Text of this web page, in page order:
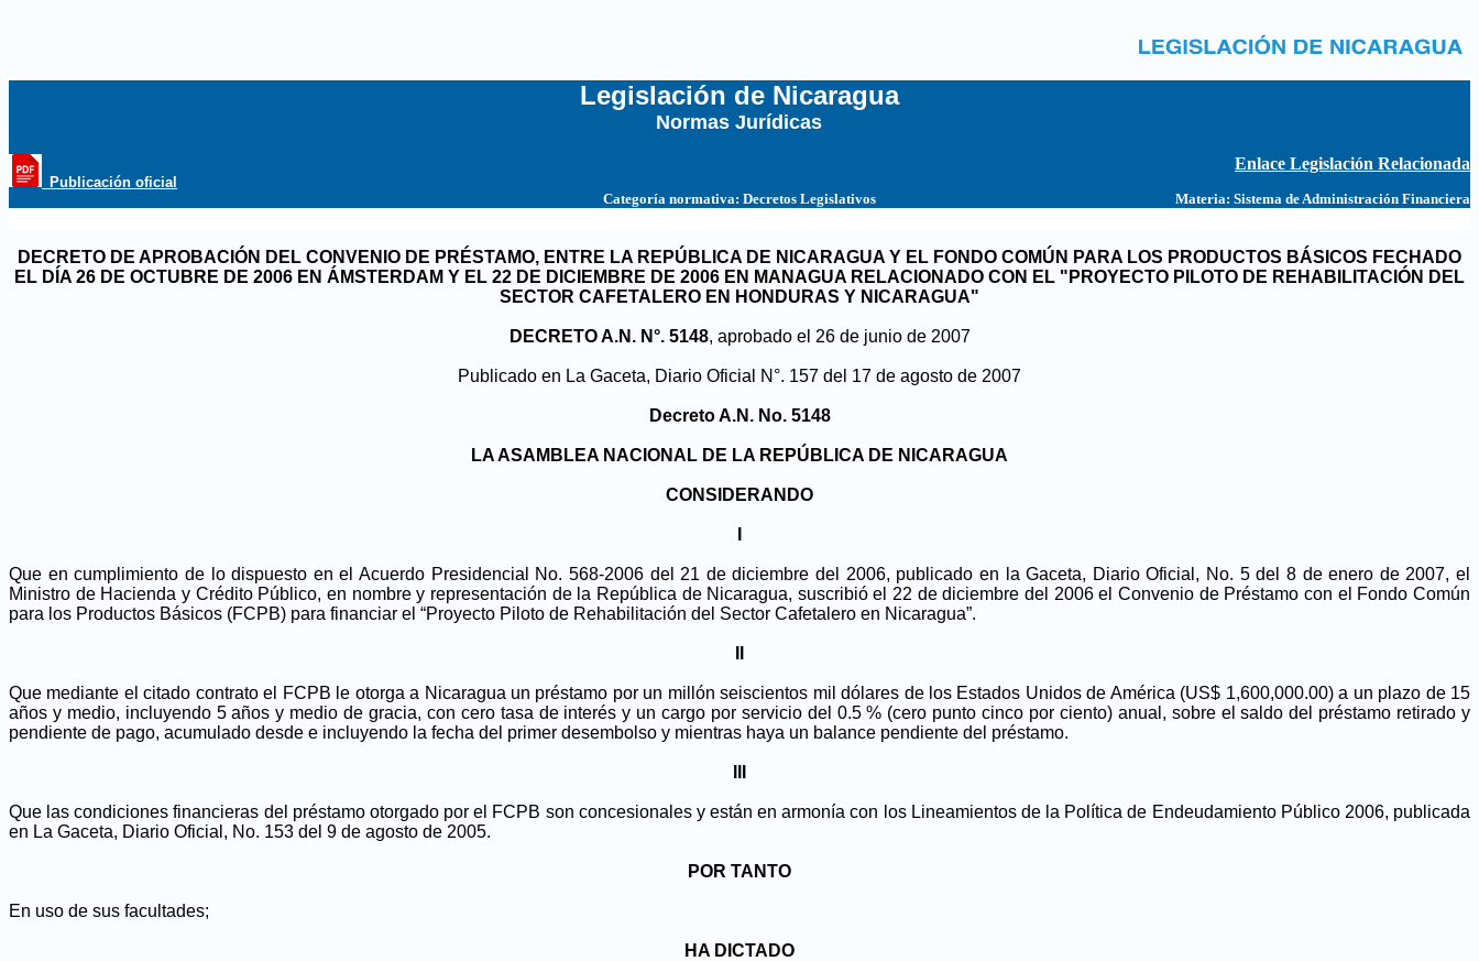
Legislación de Nicaragua
Normas Jurídicas
_Publicación oficial
Enlace Legislación Relacionada
Categoría normativa: Decretos Legislativos Materia: Sistema de Administración Financiera
DECRETO DE APROBACIÓN DEL CONVENIO DE PRÉSTAMO, ENTRE LA REPÚBLICA DE NICARAGUA Y EL FONDO COMÚN PARA LOS PRODUCTOS BÁSICOS FECHADO
EL DÍA 26 DE OCTUBRE DE 2006 EN ÁMSTERDAM Y EL 22 DE DICIEMBRE DE 2006 EN MANAGUA RELACIONADO CON EL "PROYECTO PILOTO DE REHABILITACIÓN DEL
SECTOR CAFETALERO EN HONDURAS Y NICARAGUA"
DECRETOA.N. N°. 5148, aprobado el 26 de junio de 2007
Publicado en La Gaceta, Diario Oficial N°. 157 del 17 de agosto de 2007
Decreto A.N. No. 5148
LA ASAMBLEA NACIONAL DE LA REPÚBLICA DE NICARAGUA
CONSIDERANDO
Que en cumplimiento de lo dispuesto en el Acuerdo Presidencial No. 568-2006 del 21 de diciembre del 2006, publicado en la Gaceta, Diario Oficial, No. 5 del 8 de enero de 2007, el
Ministro de Hacienda y Crédito Público, en nombre y representación de la República de Nicaragua, suscribió el 22 de diciembre del 2006 el Convenio de Préstamo con el Fondo Común
para los Productos Básicos (FCPB) para financiar el “Proyecto Piloto de Rehabilitación del Sector Cafetalero en Nicaragua”.
Que mediante el citado contrato el FCPB le otorga a Nicaragua un préstamo por un millón seiscientos mil dólares de los Estados Unidos de América (US$ 1,600,000.00) a un plazo de 15
años y medio, incluyendo 5 años y medio de gracia, con cero tasa de interés y un cargo por servicio del 0.5 % (cero punto cinco por ciento) anual, sobre el saldo del préstamo retirado y
pendiente de pago, acumulado desde e incluyendo la fecha del primer desembolso y mientras haya un balance pendiente del préstamo.
Que las condiciones financieras del préstamo otorgado por el FCPB son concesionales y están en armonía con los Lineamientos de la Política de Endeudamiento Público 2006, publicada
en La Gaceta, Diario Oficial, No. 153 del 9 de agosto de 2005.
POR TANTO
En uso de sus facultades;
HA DICTADO